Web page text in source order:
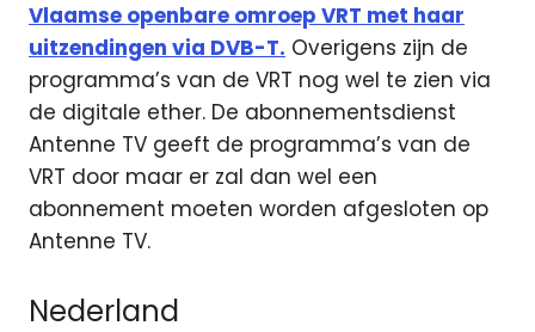
Vlaamse openbare omroep VRT met haar
uitzendingen via DVB-T. Overigens zijn de
programma’s van de VRT nog wel te zien via
de digitale ether. De abonnementsdienst
Antenne TV geeft de programma’s van de
VRT door maar er zal dan wel een
abonnement moeten worden afgesloten op
Antenne TV.
Nederland